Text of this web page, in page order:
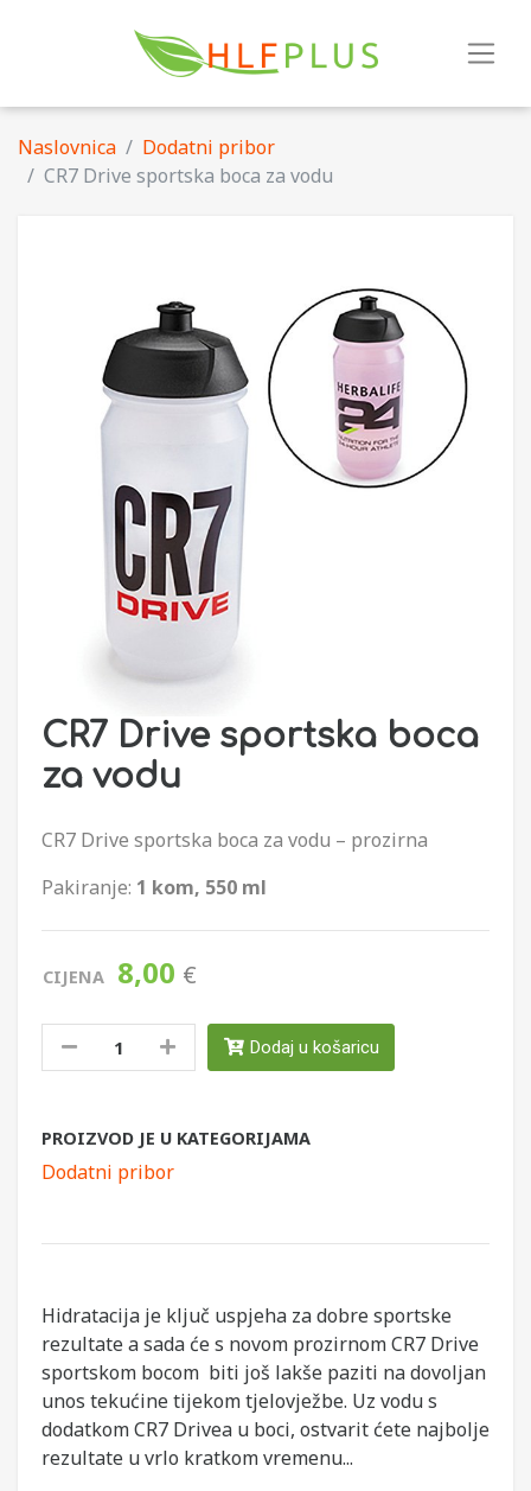
Naslovnica
Dodatni pribor
CR7 Drive sportska boca za vodu
CR7 Drive sportska boca
za vodu
CR7 Drive sportska boca za vodu – prozirna
Pakiranje: 1 kom, 550 ml
CIJENA 8,00 €
1 Dodaj u košaricu
PROIZVOD JE U KATEGORIJAMA
Dodatni pribor
Hidratacija je ključ uspjeha za dobre sportske
rezultate a sada će s novom prozirnom CR7 Drive
sportskom bocom biti još lakše paziti na dovoljan
unos tekućine tijekom tjelovježbe. Uz vodu s
dodatkom CR7 Drivea u boci, ostvarit ćete najbolje
rezultate u vrlo kratkom vremenu...